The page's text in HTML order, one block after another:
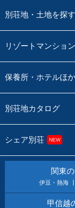
別荘地・土地を探す
リゾートマンショ
保養所・ホテルほ
別荘地カタログ
シェア別荘 NEW
関東
伊豆・熱海
甲信越